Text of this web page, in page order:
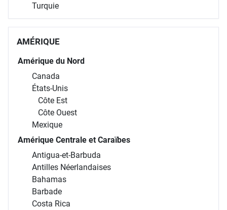
Turquie
AMÉRIQUE
Amérique du Nord
Canada
États-Unis
Côte Est
Côte Ouest
Mexique
Amérique Centrale et Caraïbes
Antigua-et-Barbuda
Antilles Néerlandaises
Bahamas
Barbade
Costa Rica